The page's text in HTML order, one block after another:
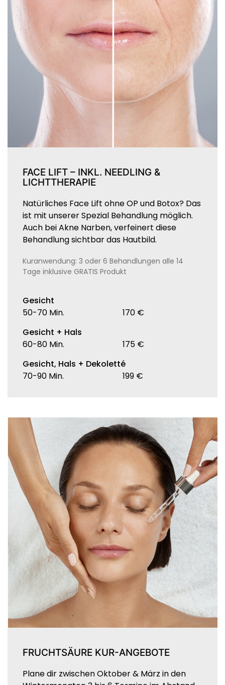
FACE LIFT – INKL. NEEDLING &
LICHTTHERAPIE
Natürliches Face Lift ohne OP und Botox? Das
ist mit unserer Spezial Behandlung möglich.
Auch bei Akne Narben, verfeinert diese
Behandlung sichtbar das Hautbild.
Kuranwendung: 3 oder 6 Behandlungen alle 14
Tage inklusive GRATIS Produkt
Gesicht
50-70 Min.
170 €
Gesicht + Hals
60-80 Min.
175 €
Gesicht, Hals + Dekoletté
70-90 Min.
199 €
FRUCHTSÄURE KUR-ANGEBOTE
Plane dir zwischen Oktober & März in den